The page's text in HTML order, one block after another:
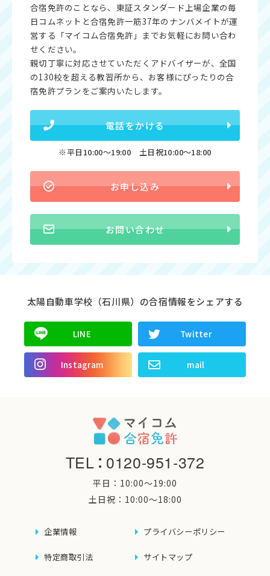
合宿免許のことなら、東証スタンダード上場企業の毎
日コムネットと合宿免許一筋37年のナンバメイトが運
営する「マイコム合宿免許」までお気軽にお問い合わ
せください。
親切丁寧に対応させていただくアドバイザーが、全国
の130校を超える教習所から、お客様にぴったりの合
宿免許プランをご案内いたします。
電話をかける
※平日10:00〜19:00 土日祝10:00〜18:00
お申し込み
お問い合わせ
太陽自動車学校（石川県）の合宿情報をシェアする
LINE Twitter
Instagram mail
TEL：0120-951-372
平日：10:00〜19:00
土日祝：10:00〜18:00
企業情報 プライバシーポリシー
特定商取引法 サイトマップ